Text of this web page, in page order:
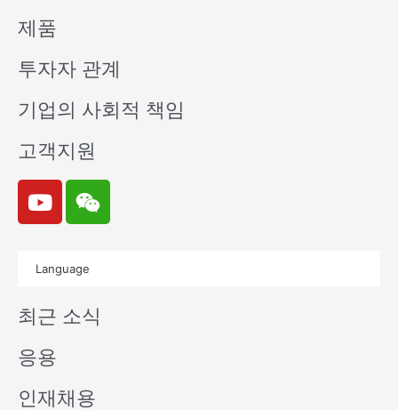
제품
투자자 관계
기업의 사회적 책임
고객지원
Y
o
u
e
W
e
i
n
Language
최근 소식
응용
인재채용